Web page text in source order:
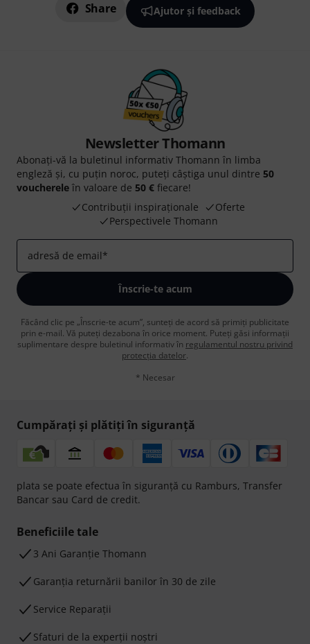
Share Ajutor și feedback
Newsletter Thomann
Abonați-vă la buletinul informativ Thomann în limba
engleză și, cu puțin noroc, puteți câștiga unul dintre 50
voucherele în valoare de 50 € fiecare!
Contribuții inspiraționale
Oferte
Perspectivele Thomann
adresă de email*
Înscrie-te acum
Făcând clic pe „Înscrie-te acum”, sunteți de acord să primiți publicitate
prin e-mail. Vă puteți dezabona în orice moment. Puteți găsi informații
suplimentare despre buletinul informativ în regulamentul nostru privind
protecția datelor.
* Necesar
Cumpărați și plătiți în siguranță
plata se poate efectua în siguranță cu Ramburs, Transfer
Bancar sau Card de credit.
Beneficiile tale
3 Ani Garanție Thomann
Garanţia returnării banilor în 30 de zile
Service Reparații
Sfaturi de la experții noștri